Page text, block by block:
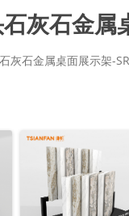
灰石金属
灰石金属桌面展示架-